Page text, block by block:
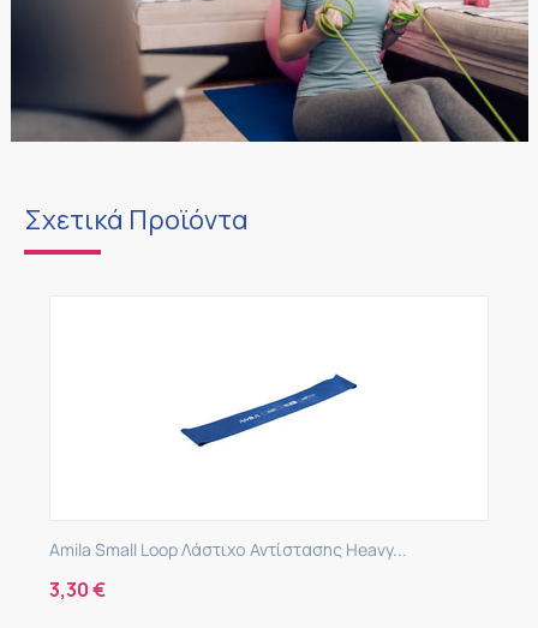
Σχετικά Προϊόντα
Amila Small Loop Λάστιχο Αντίστασης Heavy...
3,30€